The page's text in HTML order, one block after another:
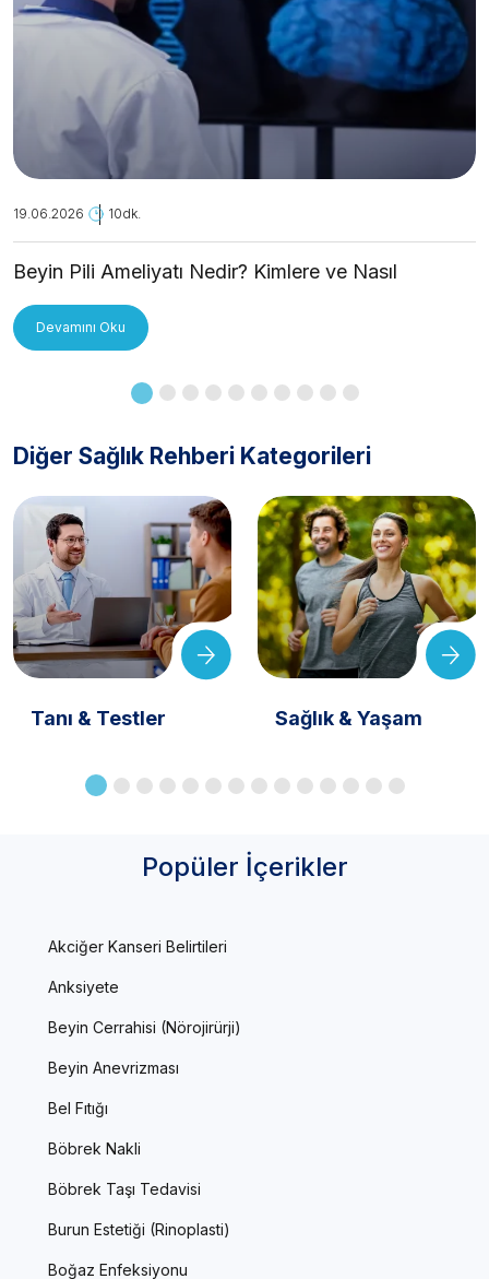
19.06.2026 10dk.
Beyin Pili Ameliyatı Nedir? Kimlere ve Nasıl
Devamını Oku
Diğer Sağlık Rehberi Kategorileri
Tanı & Testler Sağlık & Yaşam
Popüler İçerikler
Akciğer Kanseri Belirtileri
Anksiyete
Beyin Cerrahisi (Nörojirürji)
Beyin Anevrizması
Bel Fıtığı
Böbrek Nakli
Böbrek Taşı Tedavisi
Burun Estetiği (Rinoplasti)
Boğaz Enfeksiyonu